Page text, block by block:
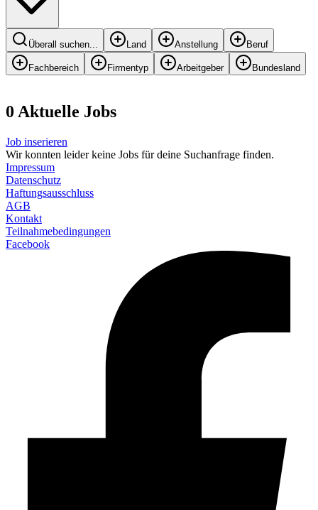
Überall suchen... Land Anstellung Beruf
Fachbereich Firmentyp Arbeitgeber Bundesland
0 Aktuelle Jobs
Job inserieren
Wir konnten leider keine Jobs für deine Suchanfrage finden.
Impressum
Datenschutz
Haftungsausschluss
AGB
Kontakt
Teilnahmebedingungen
Facebook